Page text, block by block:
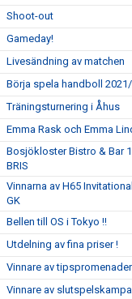
Shoot-out
Gameday!
Livesändning av matchen
Börja spela handboll
Träningsturnering i Åhus
Emma Rask och Emma
Bosjökloster Bistro & Bar
BRIS
Vinnarna av H65
GK
Bellen till OS i Tokyo !!
Utdelning av fina priser !
Vinnare av
Vinnare av